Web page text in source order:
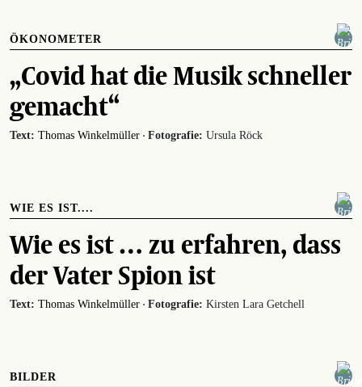
ÖKONOMETER
„Covid hat die Musik schneller
gemacht“
Text: Thomas Winkelmüller · Fotografie: Ursula Röck
WIE ES IST....
Wie es ist … zu erfahren, dass
der Vater Spion ist
Text: Thomas Winkelmüller · Fotografie: Kirsten Lara Getchell
BILDER